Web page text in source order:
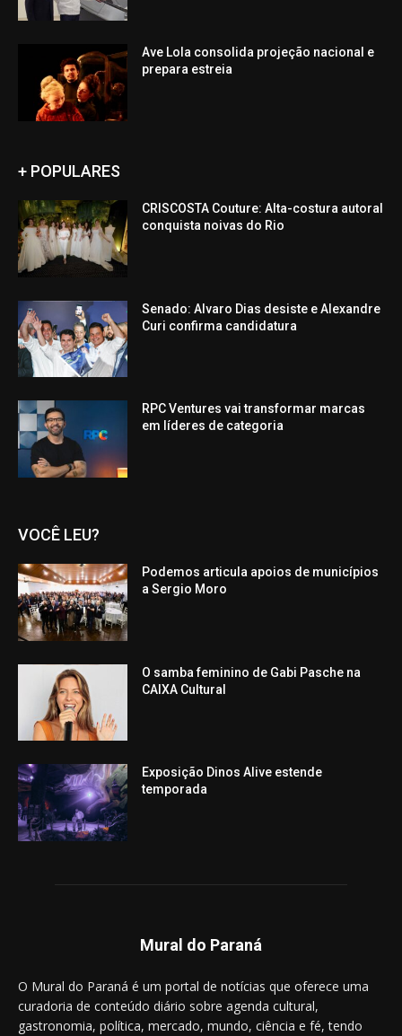
Ave Lola consolida projeção nacional e
prepara estreia
+ POPULARES
CRISCOSTA Couture: Alta-costura autoral
conquista noivas do Rio
Senado: Alvaro Dias desiste e Alexandre
Curi confirma candidatura
RPC Ventures vai transformar marcas
em líderes de categoria
VOCÊ LEU?
Podemos articula apoios de municípios
a Sergio Moro
O samba feminino de Gabi Pasche na
CAIXA Cultural
Exposição Dinos Alive estende
temporada
Mural do Paraná
O Mural do Paraná é um portal de notícias que oferece uma
curadoria de conteúdo diário sobre agenda cultural,
gastronomia, política, mercado, mundo, ciência e fé, tendo